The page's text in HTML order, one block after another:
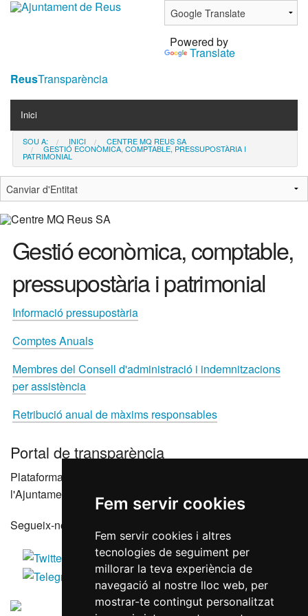
Fem servir cookies
Fem servir cookies i altres
tecnologies de seguiment per
millorar la teva experiència de
navegació al nostre lloc web, per
mostrar-te contingut personalitzat
Powered by
Translate
ReusTransparència
Navigation
Inici
Contacta
Notícies
SOU A: INICI CENTRE MQ REUS SA
GESTIÓ ECONÒMICA, COMPTABLE, PRESSUPOSTÀRIA I
PATRIMONIAL
Gestió econòmica, comptable,
pressupostària i patrimonial
Informació pressupostària
Comptes Anuals
Membres del Consell d'administració i indemnitzacions
per assistència
Retribució anual de màxims responsables
Portal de transparència
Plataforma que agrupa els portals de transparència de
l'Ajuntament de Reus i les seves entitats dependents
Segueix-nos a les xarxes socials